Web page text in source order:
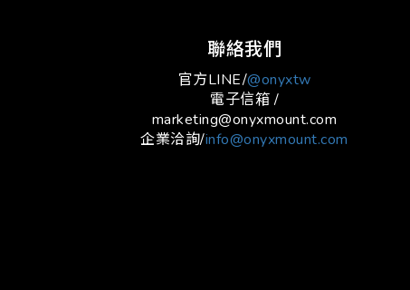
聯絡我們
官方LINE/@onyxtw
電子信箱 /
marketing@onyxmount.com
企業洽詢/info@onyxmount.com